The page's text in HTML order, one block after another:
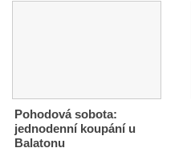
Pohodová sobota:
jednodenní koupání u
Balatonu